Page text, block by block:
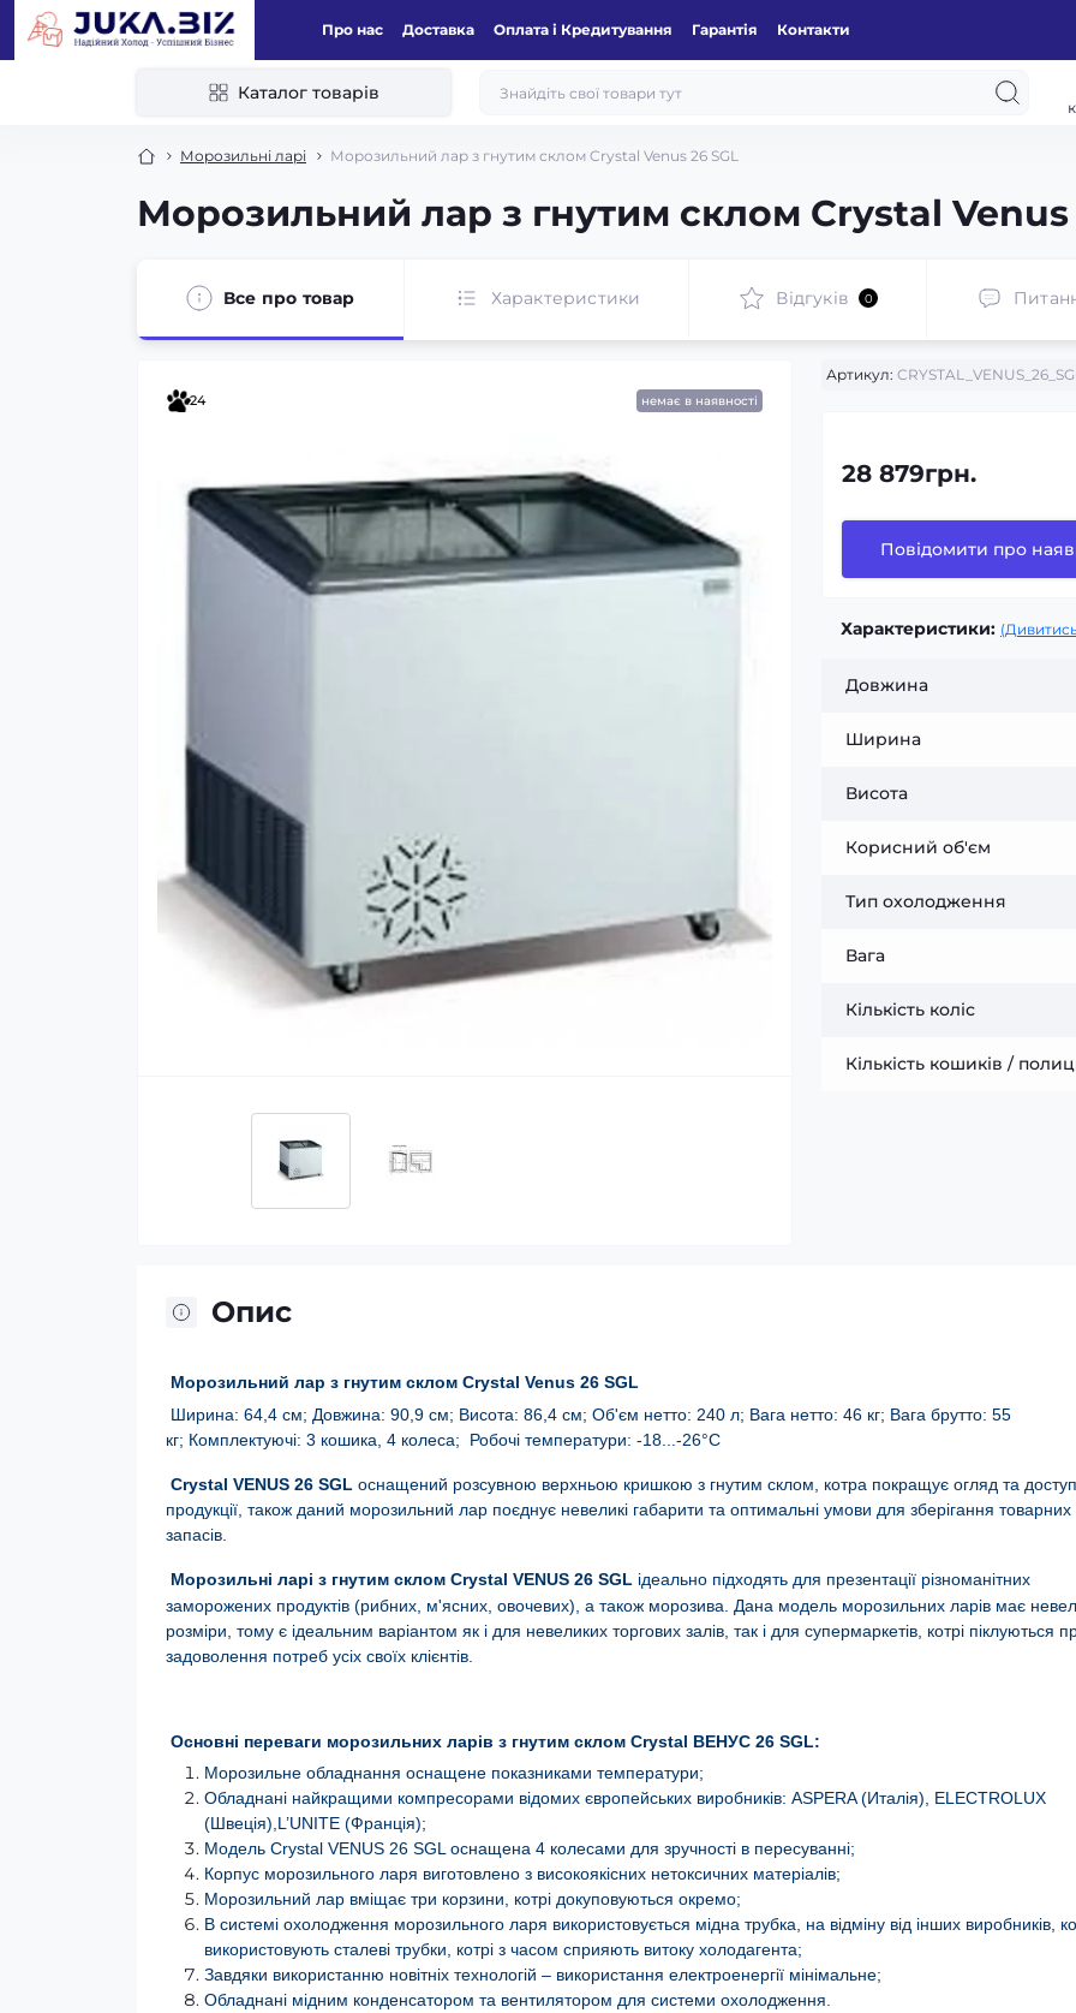
Про нас Доставка Оплата і Кредитування Гарантія Контакти
Каталог товарів
Морозильні ларі Морозильний лар з гнутим склом Crystal Venus 26 SGL
Морозильний лар з гнутим склом Crystal Venus
Все про товар Характеристики Відгуків 0
24 немає в наявності
Артикул:
28 879грн.
Повідомити про
Характеристики: (Дивитись
Довжина
Ширина
Висота
Корисний об'єм
Тип охолодження
Вага
Кількість коліс
Кількість кошиків /
Опис
Морозильний лар з гнутим склом Crystal Venus 26 SGL
Ширина: 64,4 см; Довжина: 90,9 см; Висота: 86,4 см; Об'єм нетто: 240 л; Вага нетто: 46 кг; Вага брутто: 55
кг; Комплектуючі: 3 кошика, 4 колеса; Робочі температури: -18...-26°С
Crystal VENUS 26 SGL оснащений розсувною верхньою кришкою з гнутим склом, котра покращує огляд та
продукції, також даний морозильний лар поєднує невеликі габарити та оптимальні умови для зберігання товарних
запасів.
Морозильні ларі з гнутим склом Crystal VENUS 26 SGL ідеально підходять для презентації різноманітних
заморожених продуктів (рибних, м'ясних, овочевих), а також морозива. Дана модель морозильних ларів має
розміри, тому є ідеальним варіантом як і для невеликих торгових залів, так і для супермаркетів, котрі піклуються
задоволення потреб усіх своїх клієнтів.
Основні переваги морозильних ларів з гнутим склом Crystal ВЕНУС 26 SGL:
Морозильне обладнання оснащене показниками температури;
Обладнані найкращими компресорами відомих європейських виробників: ASPERA (Италія), ELECTROLUX
(Швеція),L’UNITE (Франція);
Модель Crystal VENUS 26 SGL оснащена 4 колесами для зручності в пересуванні;
Корпус морозильного ларя виготовлено з високоякісних нетоксичних матеріалів;
Морозильний лар вміщає три корзини, котрі докуповуються окремо;
В системі охолодження морозильного ларя використовується мідна трубка, на відміну від інших виробників,
використовують сталеві трубки, котрі з часом сприяють витоку холодагента;
Завдяки використанню новітніх технологій – використання електроенергії мінімальне;
Обладнані мідним конденсатором та вентилятором для системи охолодження.